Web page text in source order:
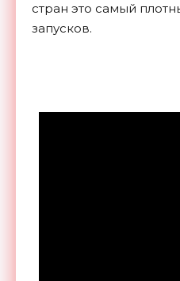
стран это самый
запусков.